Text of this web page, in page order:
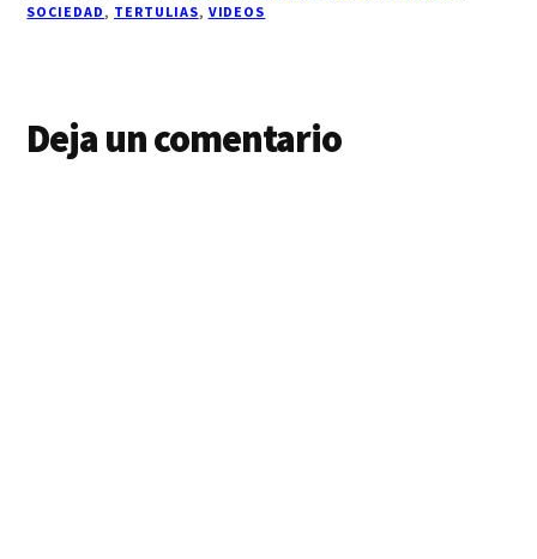
SOCIEDAD , TERTULIAS, VIDEOS
Interacciones
Deja un comentario